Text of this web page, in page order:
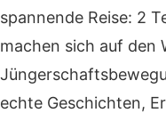
spannende Reise: 2
machen sich auf den
echte Geschichten,